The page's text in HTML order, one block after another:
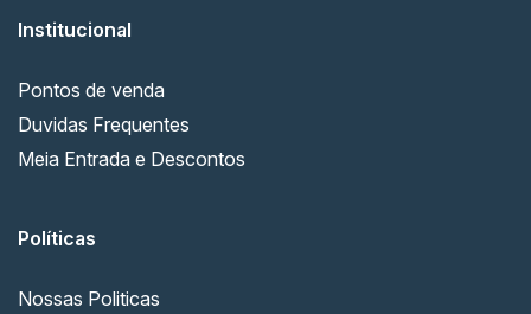
Institucional
Pontos de venda
Duvidas Frequentes
Meia Entrada e Descontos
Políticas
Nossas Politicas